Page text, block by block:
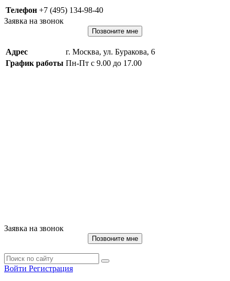
Телефон +7 (495) 134-98-40
Заявка на звонок
Позвоните мне
Адрес
г. Москва, ул. Буракова, 6
График работы Пн-Пт с 9.00 до 17.00
Заявка на звонок
Позвоните мне
Войти Регистрация